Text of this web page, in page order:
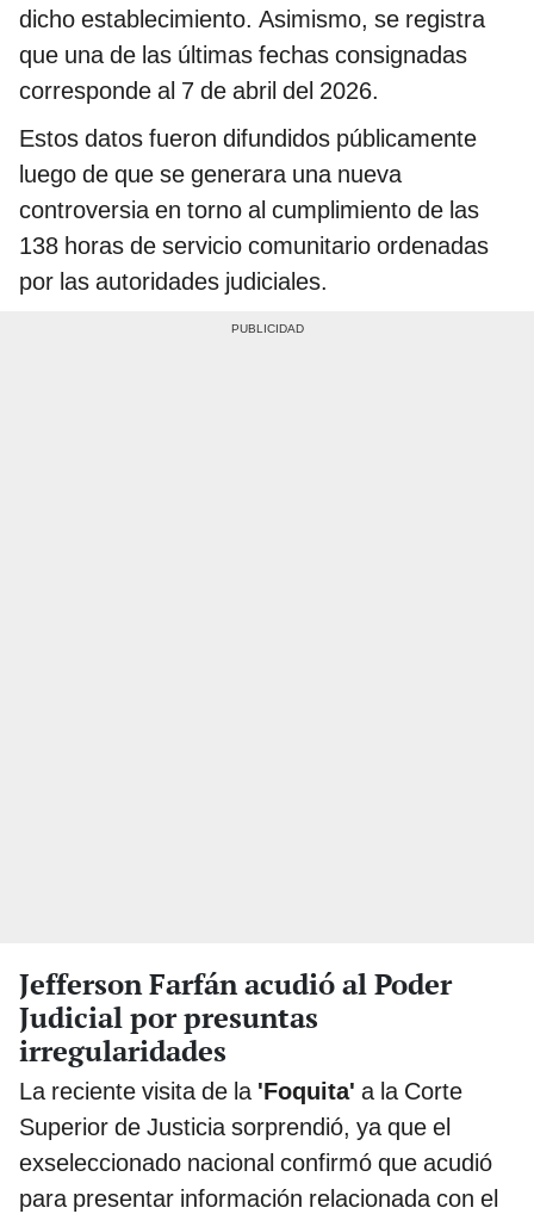
dicho establecimiento. Asimismo, se registra
que una de las últimas fechas consignadas
corresponde al 7 de abril del 2026.
Estos datos fueron difundidos públicamente
luego de que se generara una nueva
controversia en torno al cumplimiento de las
138 horas de servicio comunitario ordenadas
por las autoridades judiciales.
Jefferson Farfán acudió al Poder
Judicial por presuntas
irregularidades
La reciente visita de la 'Foquita' a la Corte
Superior de Justicia sorprendió, ya que el
exseleccionado nacional confirmó que acudió
para presentar información relacionada con el